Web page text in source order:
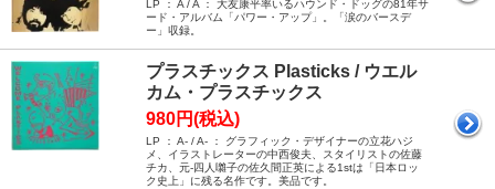
LP ： A / A ： 大友康平率いるハウンド・ドッグの81年サ
ード・アルバム「パワー・アップ」。「涙のバースデ
ー」収録。
プラスチックス Plasticks / ウエル
カム・プラスチックス
980円(税込)
LP ： A- / A- ： グラフィック・デザイナーの立花ハジ
メ、イラストレーターの中西俊夫、スタイリストの佐藤
チカ、元-四人囃子の佐久間正英による1stは「日本ロッ
ク史上」に残る名作です。美品です。